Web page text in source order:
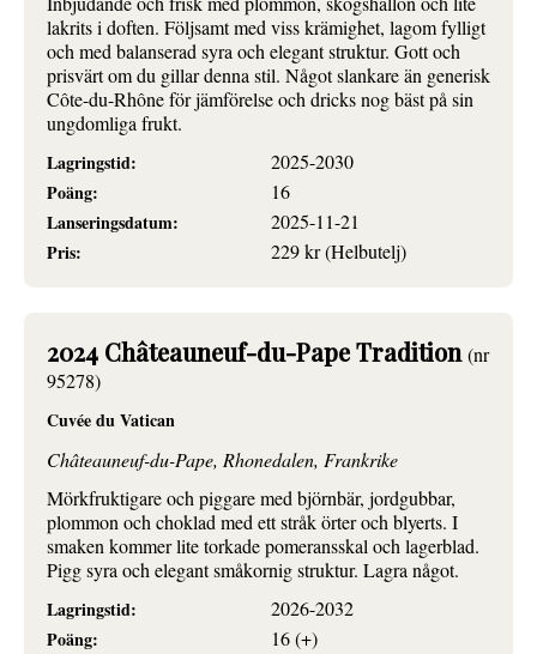
lakrits i doften. Följsamt med viss krämighet, lagom fylligt
och med balanserad syra och elegant struktur. Gott och
prisvärt om du gillar denna stil. Något slankare än generisk
Côte-du-Rhône för jämförelse och dricks nog bäst på sin
ungdomliga frukt.
Lagringstid:
2025-2030
Poäng:
16
Lanseringsdatum:
2025-11-21
Pris:
229 kr (Helbutelj)
2024 Châteauneuf-du-Pape Tradition(nr
95278)
Cuvée du Vatican
Châteauneuf-du-Pape, Rhonedalen, Frankrike
Mörkfruktigare och piggare med björnbär, jordgubbar,
plommon och choklad med ett stråk örter och blyerts. I
smaken kommer lite torkade pomeransskal och lagerblad.
Pigg syra och elegant småkornig struktur. Lagra något.
Lagringstid:
2026-2032
Poäng:
16 (+)